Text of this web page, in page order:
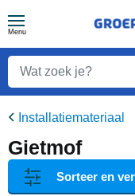
Menu
Installatiemateriaal
Gietmof
Sorteer en